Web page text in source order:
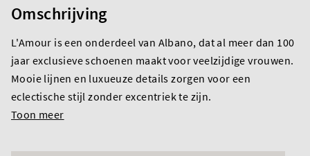
Omschrijving
L'Amour is een onderdeel van Albano, dat al meer dan 100
jaar exclusieve schoenen maakt voor veelzijdige vrouwen.
Mooie lijnen en luxueuze details zorgen voor een
eclectische stijl zonder excentriek te zijn.
Toon meer